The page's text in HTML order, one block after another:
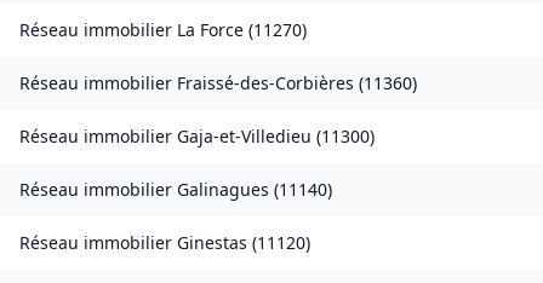
Réseau immobilier La Force (11270)
Réseau immobilier Fraissé-des-Corbières (11360)
Réseau immobilier Gaja-et-Villedieu (11300)
Réseau immobilier Galinagues (11140)
Réseau immobilier Ginestas (11120)